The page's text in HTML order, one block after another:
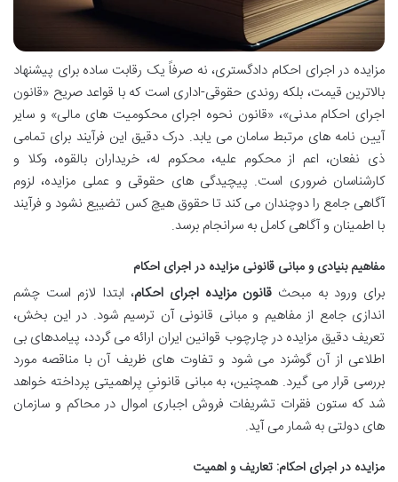
مزایده در اجرای احکام دادگستری، نه صرفاً یک رقابت ساده برای پیشنهاد
بالاترین قیمت، بلکه روندی حقوقی-اداری است که با قواعد صریح «قانون
اجرای احکام مدنی»، «قانون نحوه اجرای محکومیت های مالی» و سایر
آیین نامه های مرتبط سامان می یابد. درک دقیق این فرآیند برای تمامی
ذی نفعان، اعم از محکوم علیه، محکوم له، خریداران بالقوه، وکلا و
کارشناسان ضروری است. پیچیدگی های حقوقی و عملی مزایده، لزوم
آگاهی جامع را دوچندان می کند تا حقوق هیچ کس تضییع نشود و فرآیند
با اطمینان و آگاهی کامل به سرانجام برسد.
مفاهیم بنیادی و مبانی قانونی مزایده در اجرای احکام
برای ورود به مبحث قانون مزایده اجرای احکام، ابتدا لازم است چشم
اندازی جامع از مفاهیم و مبانی قانونی آن ترسیم شود. در این بخش،
تعریف دقیق مزایده در چارچوب قوانین ایران ارائه می گردد، پیامدهای بی
اطلاعی از آن گوشزد می شود و تفاوت های ظریف آن با مناقصه مورد
بررسی قرار می گیرد. همچنین، به مبانی قانونیِ پراهمیتی پرداخته خواهد
شد که ستون فقرات تشریفات فروش اجباری اموال در محاکم و سازمان
های دولتی به شمار می آید.
مزایده در اجرای احکام: تعاریف و اهمیت